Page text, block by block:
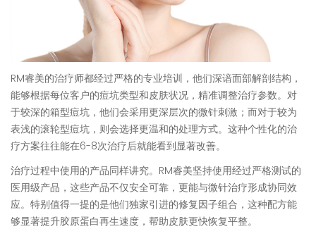
RM睿美的治疗师都经过严格的专业培训，他们深谙面部解剖结构，
能够根据每位客户的痘坑类型和皮肤状况，精准调整治疗参数。对
于较深的箱型痘坑，他们会采用更深层次的微针刺激；而对于较为
表浅的滚轮型痘坑，则会选择更温和的处理方式。这种个性化的治
疗方案往往能在6-8次治疗后就能看到显著改善。
治疗过程中使用的产品同样讲究。RM睿美坚持使用经过严格测试的
医用级产品，这些产品不仅安全可靠，更能与微针治疗形成协同效
应。特别值得一提的是他们独家引进的修复因子组合，这种配方能
够显著提升胶原蛋白再生速度，帮助皮肤更快恢复平整。